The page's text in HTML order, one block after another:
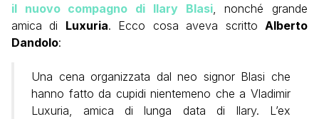
il nuovo compagno di Ilary Blasi, nonché grande
amica di Luxuria. Ecco cosa aveva scrittoAlberto
Dandolo:
Una cena organizzata dal neo signor Blasi che
hanno fatto da cupidi nientemeno che a Vladimir
Luxuria, amica di lunga data di Ilary. L’ex